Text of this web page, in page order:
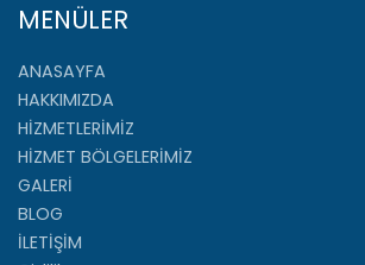
MENÜLER
ANASAYFA
HAKKIMIZDA
HİZMETLERİMİZ
HİZMET BÖLGELERİMİZ
GALERİ
BLOG
İLETİŞİM